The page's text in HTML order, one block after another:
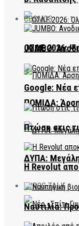
ΟΣΔΕ 2026:
ΠΟΜΙΔΑ:
ΔΥΠΑ: Μεγάλη
EVROS TALK
COSMOS
JUMBO:
Google: Νέα
Πτώση στις
Η Revolut
Ναυτιλία: